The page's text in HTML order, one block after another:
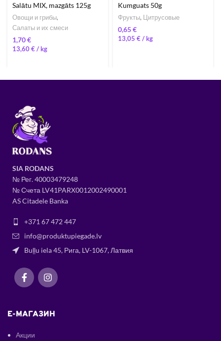
Salātu MIX, mazgāts 125g
Овощи и грибы,
Салаты и их смеси
€
13,60€/
Kumguats 50g
Фрукты, Цитрусовые
€
13,05 € /
SIA RODANS
№ Рег.40003479248
№ Счета LV41PARX0012002490001
AS Citadele Banka
+371 67 472 447
info@produktupiegade.lv
Buļļu iela 45, Рига, LV-1067, Латвия
E-МАГАЗИН
Акции